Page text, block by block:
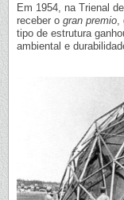
Em 1954, na Trienal
receber o gran premio
tipo de estrutura
ambiental e